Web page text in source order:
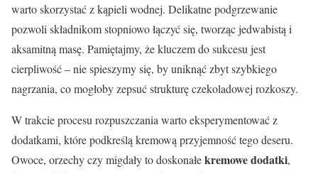
warto skorzystać z kąpieli wodnej. Delikatne podgrzewanie
pozwoli składnikom stopniowo łączyć się, tworząc jedwabistą i
aksamitną masę. Pamiętajmy, że kluczem do sukcesu jest
cierpliwość – nie spieszymy się, by uniknąć zbyt szybkiego
nagrzania, co mogłoby zepsuć strukturę czekoladowej rozkoszy.
W trakcie procesu rozpuszczania warto eksperymentować z
dodatkami, które podkreślą kremową przyjemność tego deseru.
Owoce, orzechy czy migdały to doskonałekremowe dodatki,